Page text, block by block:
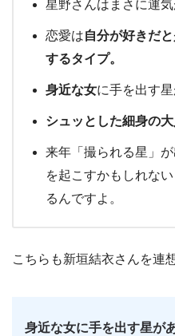
星野さんはまさに運気
恋愛は自分が好きだ
するタイプ。
身近な女に手を出す星
シュッとした細身の
来年「撮られる星」
を起こすかもしれな
るんですよ。
こちらも新垣結衣さんを連
身近な女に手を出す星が